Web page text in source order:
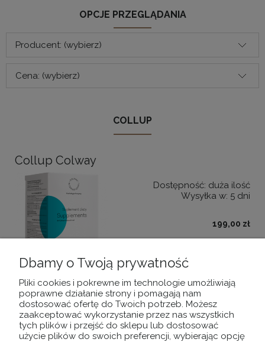
OPCJE PRZEGLĄDANIA
Producent: (wybierz)
Cena: (wybierz)
COLLUP
Collup Colway
Dostępność: duża ilość
Wysyłka w: 5 dni
199,00 zł
POMOC
Dbamy o Twoją prywatność
Pliki cookies i pokrewne im technologie umożliwiają
poprawne działanie strony i pomagają nam
dostosować ofertę do Twoich potrzeb. Możesz
zaakceptować wykorzystanie przez nas wszystkich
tych plików i przejść do sklepu lub dostosować
użycie plików do swoich preferencji, wybierając opcję